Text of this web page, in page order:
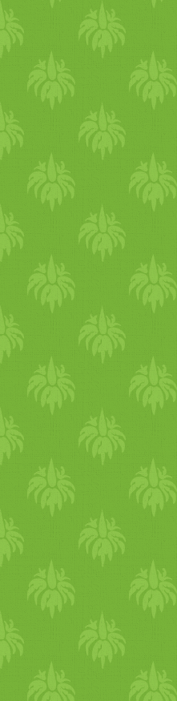
(gluténmentes,
étkezz! Jó
:-)
előző
a
betesszük a
(marináljuk
finomabb
szereti a sok
dupla adag